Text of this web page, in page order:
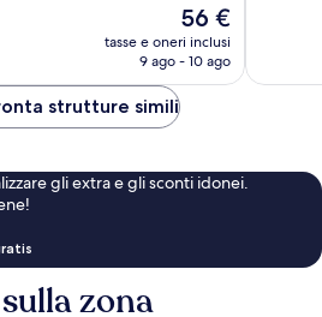
Il
prezzo
attuale
56 €
tasse e oneri inclusi
9 ago - 10 ago
strutture simili
gli extra e gli sconti idonei.
zona